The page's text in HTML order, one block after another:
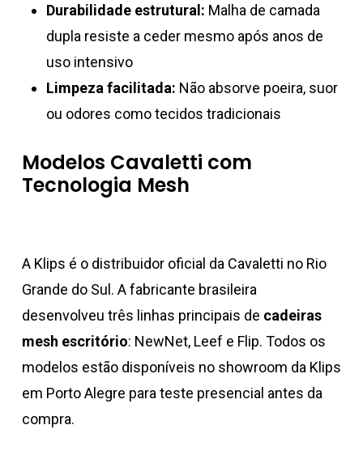
Durabilidade estrutural: Malha de camada
dupla resiste a ceder mesmo após anos de
uso intensivo
Limpeza facilitada: Não absorve poeira, suor
ou odores como tecidos tradicionais
Modelos Cavaletti com
Tecnologia Mesh
A Klips é o distribuidor oficial da Cavaletti no Rio
Grande do Sul. A fabricante brasileira
desenvolveu três linhas principais de cadeiras
mesh escritório: NewNet, Leef e Flip. Todos os
modelos estão disponíveis no showroom da Klips
em Porto Alegre para teste presencial antes da
compra.